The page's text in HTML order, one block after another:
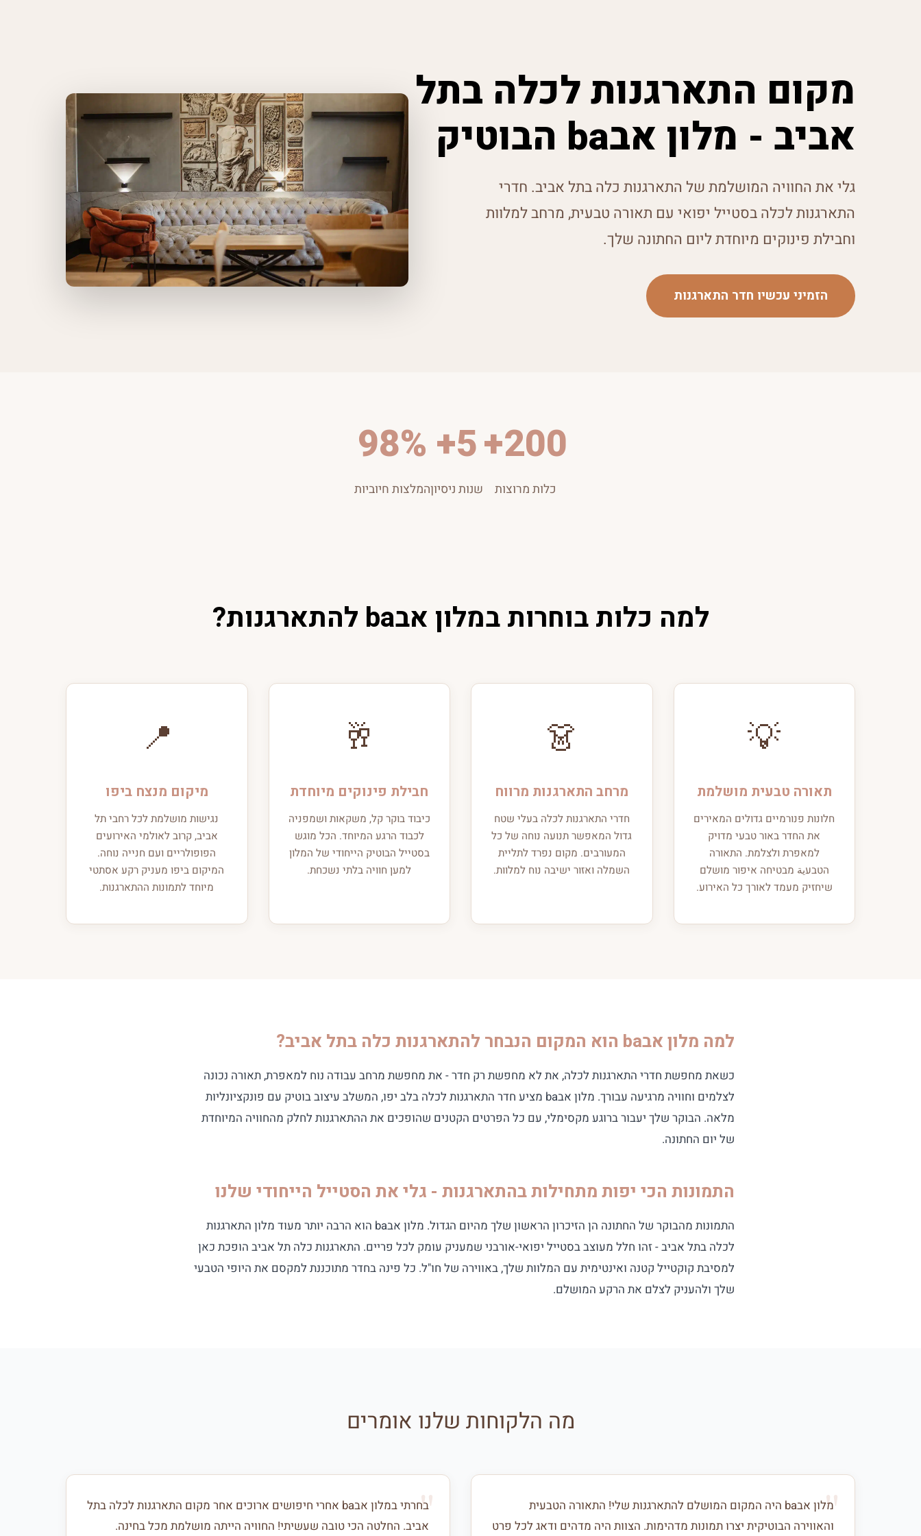
מקום התארגנות לכלה בתל
אביב - מלון אבba הבוטיק
גלי את החוויה המושלמת של התארגנות כלה בתל אביב. חדרי
התארגנות לכלה בסטייל יפואי עם תאורה טבעית, מרחב למלוות
וחבילת פינוקים מיוחדת ליום החתונה שלך.
הזמיני עכשיו חדר התארגנות
200+
כלות מרוצות
5+
שנות ניסיון
98%
המלצות חיוביות
למה כלות בוחרות במלון אבba להתארגנות?
💡
תאורה טבעית מושלמת
חלונות פנורמיים גדולים המאירים
את החדר באור טבעי מדויק
למאפרת ולצלמת. התאורה
הטבעية מבטיחה איפור מושלם
שיחזיק מעמד לאורך כל האירוע.
👗
מרחב התארגנות מרווח
חדרי התארגנות לכלה בעלי שטח
גדול המאפשר תנועה נוחה של כל
המעורבים. מקום נפרד לתליית
השמלה ואזור ישיבה נוח למלוות.
🥂
חבילת פינוקים מיוחדת
כיבוד בוקר קל, משקאות ושמפניה
לכבוד הרגע המיוחד. הכל מוגש
בסטייל הבוטיק הייחודי של המלון
למען חוויה בלתי נשכחת.
📍
מיקום מנצח ביפו
נגישות מושלמת לכל רחבי תל
אביב, קרוב לאולמי האירועים
הפופולריים ועם חנייה נוחה.
המיקום ביפו מעניק רקע אסתטי
מיוחד לתמונות ההתארגנות.
למה מלון אבba הוא המקום הנבחר להתארגנות כלה בתל אביב?
כשאת מחפשת חדרי התארגנות לכלה, את לא מחפשת רק חדר - את מחפשת מרחב עבודה נוח למאפרת, תאורה נכונה
לצלמים וחוויה מרגיעה עבורך. מלון אבba מציע חדר התארגנות לכלה בלב יפו, המשלב עיצוב בוטיק עם פונקציונליות
מלאה. הבוקר שלך יעבור ברוגע מקסימלי, עם כל הפרטים הקטנים שהופכים את ההתארגנות לחלק מהחוויה המיוחדת
של יום החתונה.
התמונות הכי יפות מתחילות בהתארגנות - גלי את הסטייל הייחודי שלנו
התמונות מהבוקר של החתונה הן הזיכרון הראשון שלך מהיום הגדול. מלון אבba הוא הרבה יותר מעוד מלון התארגנות
לכלה בתל אביב - זהו חלל מעוצב בסטייל יפואי-אורבני שמעניק עומק לכל פריים. התארגנות כלה תל אביב הופכת כאן
למסיבת קוקטייל קטנה ואינטימית עם המלוות שלך, באווירה של חו"ל. כל פינה בחדר מתוכננת למקסם את היופי הטבעי
שלך ולהעניק לצלם את הרקע המושלם.
מה הלקוחות שלנו אומרים
מלון אבba היה המקום המושלם להתארגנות שלי! התאורה הטבעית
והאווירה הבוטיקית יצרו תמונות מדהימות. הצוות היה מדהים ודאג לכל פרט
בחרתי במלון אבba אחרי חיפושים ארוכים אחר מקום התארגנות לכלה בתל
אביב. החלטה הכי טובה שעשיתי! החוויה הייתה מושלמת מכל בחינה.